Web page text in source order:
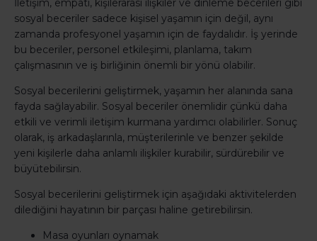
İletişim, empati, kişilerarası ilişkiler ve dinleme becerileri gibi
sosyal beceriler sadece kişisel yaşamın için değil, aynı
zamanda profesyonel yaşamın için de faydalıdır. İş yerinde
bu beceriler, personel etkileşimi, planlama, takım
çalışmasının ve iş birliğinin önemli bir yönü olabilir.
Sosyal becerilerini geliştirmek, yaşamın her alanında sana
fayda sağlayabilir. Sosyal beceriler önemlidir çünkü daha
etkili ve verimli iletişim kurmana yardımcı olabilirler. Sonuç
olarak, iş arkadaşlarınla, müşterilerinle ve benzer şekilde
yeni kişilerle daha anlamlı ilişkiler kurabilir, sürdürebilir ve
büyütebilirsin.
Sosyal becerilerini geliştirmek için aşağıdaki aktivitelerden
dilediğini hayatının bir parçası haline getirebilirsin.
Masa oyunları oynamak